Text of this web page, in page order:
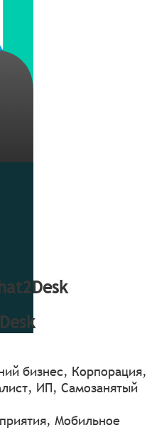
бизнес, Корпорация,
ИП, Самозанятый
Мобильное